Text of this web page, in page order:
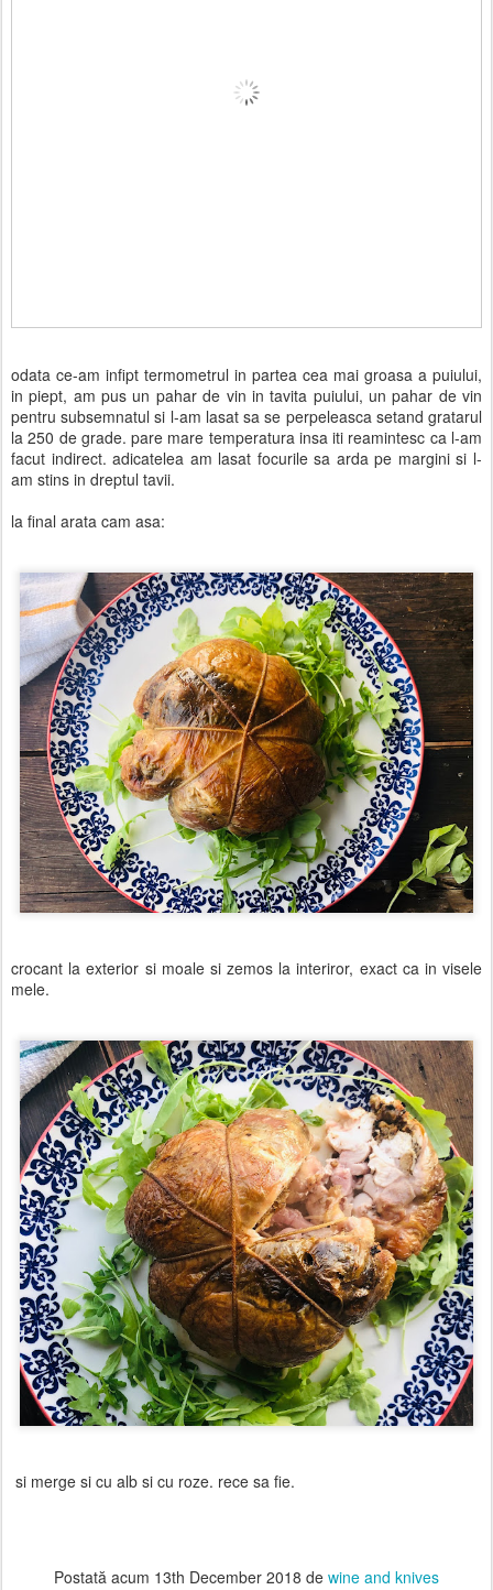
odata ce-am infipt termometrul in partea cea mai groasa a puiului,
in piept, am pus un pahar de vin in tavita puiului, un pahar de vin
pentru subsemnatul si l-am lasat sa se perpeleasca setand gratarul
la 250 de grade. pare mare temperatura insa iti reamintesc ca l-am
facut indirect. adicatelea am lasat focurile sa arda pe margini si l-
am stins in dreptul tavii.
la final arata cam asa:
crocant la exterior si moale si zemos la interiror, exact ca in visele
mele.
si merge si cu alb si cu roze. rece sa fie.
Postată acum 13th December 2018 de wine and knives